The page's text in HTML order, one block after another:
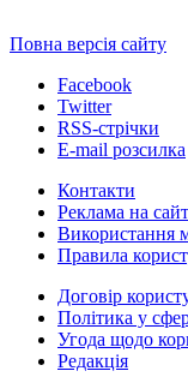
Повна версія сайту
Facebook
Twitter
RSS-стрічки
E-mail розсилка
Контакти
Реклама на
Використання
Правила
Договір
Політика у
Угода щодо
Редакція